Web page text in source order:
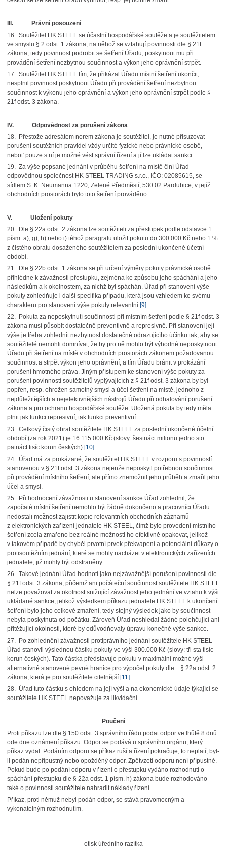
III.
Právní posouzení
16. Soutěžitel HK STEEL se účastní hospodářské soutěže a je soutěžitelem
ve smyslu § 2 odst. 1 zákona, na něhož se vztahují povinnosti dle § 21f
zákona, tedy povinnost podrobit se šetření Úřadu, poskytnout mu při
provádění šetření nezbytnou součinnost a výkon jeho oprávnění strpět.
17. Soutěžitel HK STEEL tím, že přikázal Úřadu místní šetření ukončit,
nesplnil povinnost poskytnout Úřadu při provádění šetření nezbytnou
součinnost k výkonu jeho oprávnění a výkon jeho oprávnění strpět podle §
21f odst. 3 zákona.
IV. Odpovědnost za porušení zákona
18. Přestože adresátem norem zákona je soutěžitel, je nutné přisuzovat
porušení soutěžních pravidel vždy určité fyzické nebo právnické osobě,
neboť pouze s ní je možné vést správní řízení a jí lze ukládat sankci.
19. Za výše popsané jednání v průběhu šetření na místě činí Úřad
odpovědnou společnost HK STEEL TRADING s.r.o., IČO: 02085615, se
sídlem S. K. Neumanna 1220, Zelené Předměstí, 530 02 Pardubice, v jejíž
obchodních prostorách bylo toto šetření prováděno.
V. Uložení pokuty
20. Dle § 22a odst. 2 zákona lze soutěžiteli za přestupek podle odstavce 1
písm. a), g), h) nebo i) téhož paragrafu uložit pokutu do 300.000 Kč nebo 1 %
z čistého obratu dosaženého soutěžitelem za poslední ukončené účetní
období.
21. Dle § 22b odst. 1 zákona se při určení výměry pokuty právnické osobě
přihlédne k závažnosti přestupku, zejména ke způsobu jeho spáchání a jeho
následkům a k okolnostem, za nichž byl spáchán. Úřad při stanovení výše
pokuty zohledňuje i další specifika případu, která jsou vzhledem ke svému
charakteru pro stanovení výše pokuty relevantní.[9]
22. Pokuta za neposkytnutí součinnosti při místním šetření podle § 21f odst. 3
zákona musí působit dostatečně preventivně a represivně. Při stanovení její
výše je třeba zohlednit nezbytnost dostatečně odrazujícího účinku tak, aby se
soutěžitelé nemohli domnívat, že by pro ně mohlo být výhodné neposkytnout
Úřadu při šetření na místě v obchodních prostorách zákonem požadovanou
součinnost a strpět výkon jeho oprávnění, a tím Úřadu bránit v prokázání
porušení hmotného práva. Jiným přístupem ke stanovení výše pokuty za
porušení povinností soutěžitelů vyplývajících z § 21f odst. 3 zákona by byl
popřen, resp. ohrožen samotný smysl a účel šetření na místě, jednoho z
nejdůležitějších a nejefektivnějších nástrojů Úřadu při odhalování porušení
zákona a pro ochranu hospodářské soutěže. Uložená pokuta by tedy měla
plnit jak funkci represivní, tak funkci preventivní.
23. Celkový čistý obrat soutěžitele HK STEEL za poslední ukončené účetní
období (za rok 2021) je 16.115.000 Kč (slovy: šestnáct milionů jedno sto
patnáct tisíc korun českých).[10]
24. Úřad má za prokázané, že soutěžitel HK STEEL v rozporu s povinností
stanovenou v § 21f odst. 3 zákona nejenže neposkytl potřebnou součinnost
při provádění místního šetření, ale přímo znemožnil jeho průběh a zmařil jeho
účel a smysl.
25. Při hodnocení závažnosti u stanovení sankce Úřad zohlednil, že
započaté místní šetření nemohlo být řádně dokončeno a pracovníci Úřadu
nedostali možnost zajistit kopie relevantních obchodních záznamů
z elektronických zařízení jednatele HK STEEL, čímž bylo provedení místního
šetření zcela zmařeno bez reálné možnosti ho efektivně opakovat, jelikož
v takovém případě by chyběl prvotní prvek překvapení a potenciální důkazy o
protisoutěžním jednání, které se mohly nacházet v elektronických zařízeních
jednatele, již mohly být odstraněny.
26. Takové jednání Úřad hodnotí jako nejzávažnější porušení povinnosti dle
§ 21f odst. 3 zákona, přičemž ani počáteční součinnost soutěžitele HK STEEL
nelze považovat za okolnost snižující závažnost jeho jednání ve vztahu k výši
ukládané sankce, jelikož výsledkem příkazu jednatele HK STEEL k ukončení
šetření bylo jeho celkové zmaření, tedy stejný výsledek jako by součinnost
nebyla poskytnuta od počátku. Zároveň Úřad neshledal žádné polehčující ani
přitěžující okolnosti, které by odůvodňovaly úpravu konečné výše sankce.
27. Po zohlednění závažnosti protiprávního jednání soutěžitele HK STEEL
Úřad stanovil výslednou částku pokuty ve výši 300.000 Kč (slovy: tři sta tisíc
korun českých). Tato částka představuje pokutu v maximální možné výši
alternativně stanovené pevné hranice pro výpočet pokuty dle § 22a odst. 2
zákona, která je pro soutěžitele citelnější.[11]
28. Úřad tuto částku s ohledem na její výši a na ekonomické údaje týkající se
soutěžitele HK STEEL nepovažuje za likvidační.
Poučení
Proti příkazu lze dle § 150 odst. 3 správního řádu podat odpor ve lhůtě 8 dnů
ode dne oznámení příkazu. Odpor se podává u správního orgánu, který
příkaz vydal. Podáním odporu se příkaz ruší a řízení pokračuje; to neplatí, byl-
li podán nepřípustný nebo opožděný odpor. Zpětvzetí odporu není přípustné.
Pokud bude po podání odporu v řízení o přestupku vydáno rozhodnutí o
spáchání přestupku dle § 22a odst. 1 písm. h) zákona bude rozhodováno
také o povinnosti soutěžitele nahradit náklady řízení.
Příkaz, proti němuž nebyl podán odpor, se stává pravomocným a
vykonatelným rozhodnutím.
otisk úředního razítka